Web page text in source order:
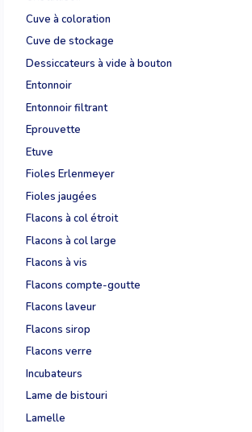
Cuve à coloration
Cuve de stockage
Dessiccateurs à vide à bouton
Entonnoir
Entonnoir filtrant
Eprouvette
Etuve
Fioles Erlenmeyer
Fioles jaugées
Flacons à col étroit
Flacons à col large
Flacons à vis
Flacons compte-goutte
Flacons laveur
Flacons sirop
Flacons verre
Incubateurs
Lame de bistouri
Lamelle